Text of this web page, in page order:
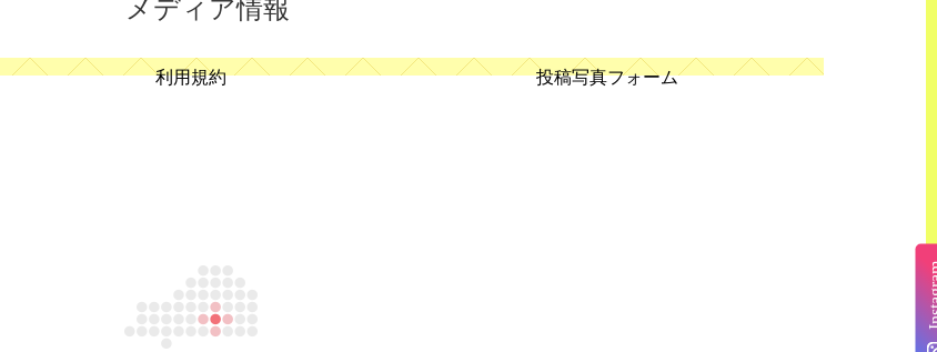
メディア情報
利用規約 投稿写真フォーム